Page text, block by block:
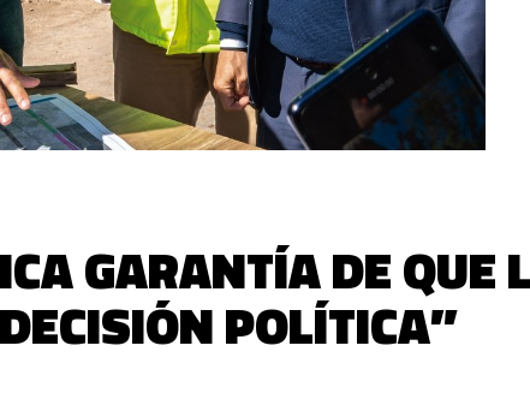
GARANTÍA DE QUE
POLÍTICA”